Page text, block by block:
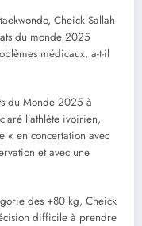
Cheick Sallah
du monde 2025
médicaux, a-t-il
du Monde 2025 à
l’athlète ivoirien,
« en concertation avec
et avec une
des +80 kg, Cheick
difficile à prendre